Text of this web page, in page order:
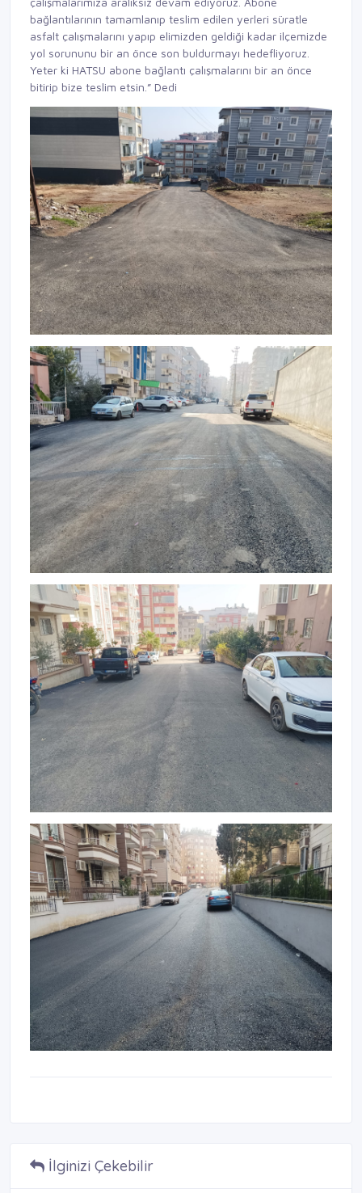
bağlantılarının tamamlanıp teslim edilen yerleri süratle
asfalt çalışmalarını yapıp elimizden geldiği kadar ilçemizde
yol sorununu bir an önce son buldurmayı hedefliyoruz.
Yeter ki HATSU abone bağlantı çalışmalarını bir an önce
bitirip bize teslim etsin.” Dedi
İlginizi Çekebilir